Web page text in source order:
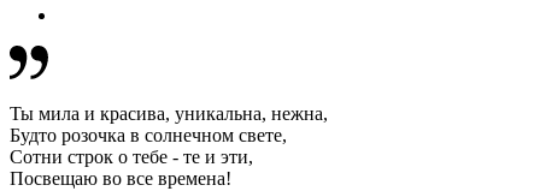
Ты мила и красива, уникальна, нежна,
Будто розочка в солнечном свете,
Сотни строк о тебе - те и эти,
Посвещаю во все времена!